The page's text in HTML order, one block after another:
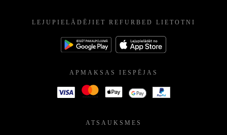
LEJUPIELĀDĒJIET REFURBED LIETOTNI
APMAKSAS IESPĒJAS
ATSAUKSMES